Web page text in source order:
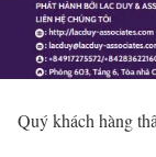
Quý khách hàng